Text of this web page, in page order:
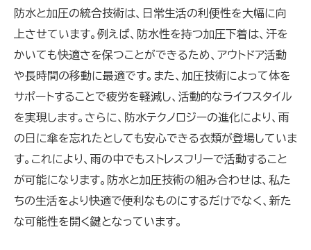
防水技術と加圧の組み合わせが生む新しい
防水技術が加圧によって引き出される新たな
可能性
防水と加圧の相互作用で広がる活用範囲
技術の融合がもたらす未来への可能性
加圧技術が増幅する防水の潜在力
加圧技術が防水性能を引き上げる理由とその実
防水と加圧の統合技術は、日常生活の利便性を大幅に向
上させています。例えば、防水性を持つ加圧下着は、汗を
かいても快適さを保つことができるため、アウトドア活動
や長時間の移動に最適です。また、加圧技術によって体を
サポートすることで疲労を軽減し、活動的なライフスタイル
を実現します。さらに、防水テクノロジーの進化により、雨
の日に傘を忘れたとしても安心できる衣類が登場していま
す。これにより、雨の中でもストレスフリーで活動すること
が可能になります。防水と加圧技術の組み合わせは、私た
ちの生活をより快適で便利なものにするだけでなく、新た
な可能性を開く鍵となっています。